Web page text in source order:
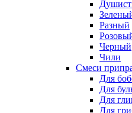
Разный
Черный
Чили
Смеси
Для
Для
Для
Для